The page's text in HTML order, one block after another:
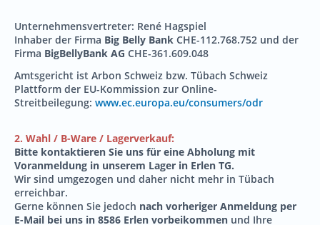
Unternehmensvertreter: René Hagspiel
Inhaber der Firma Big Belly Bank CHE-112.768.752 und der
Firma BigBellyBank AG CHE-361.609.048
Amtsgericht ist Arbon Schweiz bzw. Tübach Schweiz
Plattform der EU-Kommission zur Online-
Streitbeilegung: www.ec.europa.eu/consumers/odr
2. Wahl / B-Ware / Lagerverkauf:
Bitte kontaktieren Sie uns für eine Abholung mit
Voranmeldung in unserem Lager in Erlen TG.
Wir sind umgezogen und daher nicht mehr in Tübach
erreichbar.
Gerne können Sie jedoch nach vorheriger Anmeldung per
E-Mail bei uns in 8586 Erlen vorbeikommen und Ihre